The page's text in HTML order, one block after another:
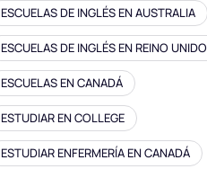
ESCUELAS DE INGLÉS EN AUSTRALIA
ESCUELAS DE INGLÉS EN REINO UNIDO
ESCUELAS EN CANADÁ
ESTUDIAR EN COLLEGE
ESTUDIAR ENFERMERÍA EN CANADÁ